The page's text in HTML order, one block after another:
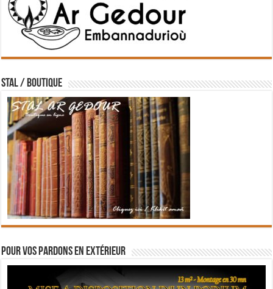
STAL / BOUTIQUE
Pour vos pardons en extérieur